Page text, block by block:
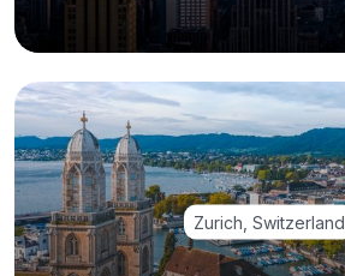
Zurich, Switzerland